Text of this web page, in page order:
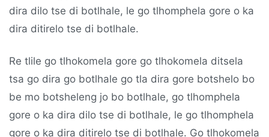
dira dilo tse di botlhale, le go tlhomphela gore o ka
dira ditirelo tse di botlhale.
Re tlile go tlhokomela gore go tlhokomela ditsela
tsa go dira go botlhale go tla dira gore botshelo bo
be mo botsheleng jo bo botlhale, go tlhomphela
gore o ka dira dilo tse di botlhale, le go tlhomphela
gore o ka dira ditirelo tse di botlhale. Go tlhokomela